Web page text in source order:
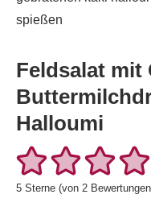
Feldsalat mit
Halloumi
5 Sterne (von 2